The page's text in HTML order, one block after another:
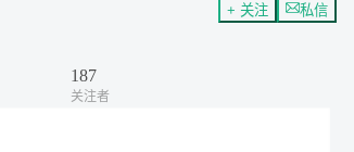
+ 关注 私信
187
关注者